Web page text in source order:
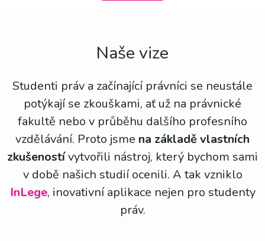
Naše vize
Studenti práv a začínající právníci se neustále
potýkají se zkouškami, ať už na právnické
fakultě nebo v průběhu dalšího profesního
vzdělávání. Proto jsme na základě vlastních
zkušenostívytvořili nástroj, který bychom sami
v době našich studií ocenili. A tak vzniklo
InLege, inovativní aplikace nejen pro studenty
práv.